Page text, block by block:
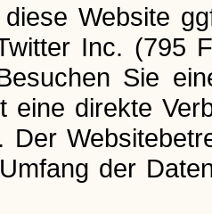
Website
Inc. (795
Sie
eine direkte
Der
der